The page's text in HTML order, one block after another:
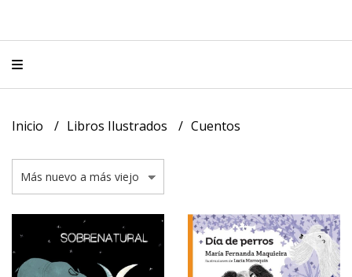
Inicio Libros Ilustrados Cuentos